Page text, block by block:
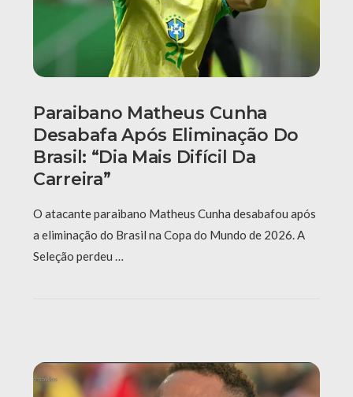
Paraibano Matheus Cunha
Desabafa Após Eliminação Do
Brasil: “Dia Mais Difícil Da
Carreira”
O atacante paraibano Matheus Cunha desabafou após
a eliminação do Brasil na Copa do Mundo de 2026. A
Seleção perdeu …